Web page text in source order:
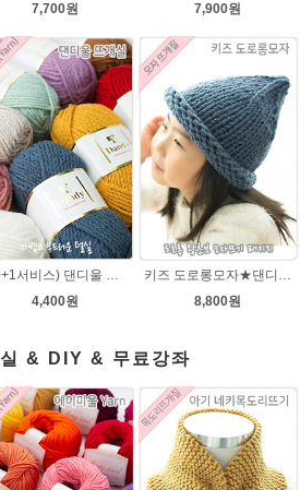
7,700원
7,900원
4,400원
8,800원
& DIY & 무료강좌